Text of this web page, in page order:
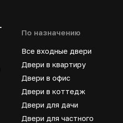
По назначению
Все входные двери
Двери в квартиру
Двери в офис
Двери в коттедж
Двери для дачи
Двери для частного